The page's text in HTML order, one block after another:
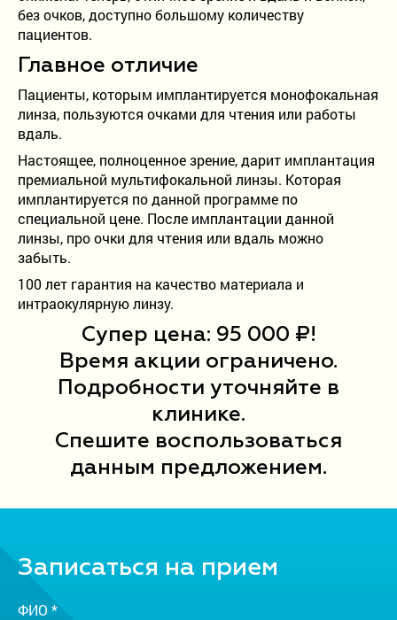
без очков, доступно большому количеству
пациентов.
Главное отличие
Пациенты, которым имплантируется монофокальная
линза, пользуются очками для чтения или работы
вдаль.
Настоящее, полноценное зрение, дарит имплантация
премиальной мультифокальной линзы. Которая
имплантируется по данной программе по
специальной цене. После имплантации данной
линзы, про очки для чтения или вдаль можно
забыть.
100 лет гарантия на качество материала и
интраокулярную линзу.
Супер цена: 95 000 ₽!
Время акции ограничено.
Подробности уточняйте в
клинике.
Спешите воспользоваться
данным предложением.
Записаться на прием
ФИО *